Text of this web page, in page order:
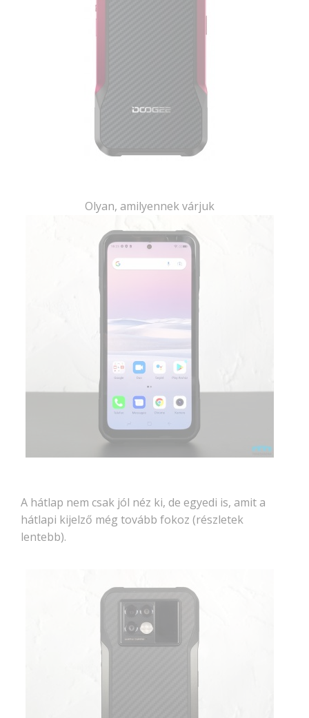
Olyan, amilyennek várjuk
A hátlap nem csak jól néz ki, de egyedi is, amit a
hátlapi kijelző még tovább fokoz (részletek
lentebb).